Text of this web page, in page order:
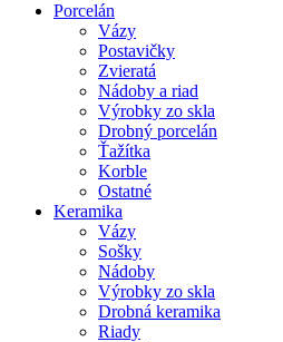
Porcelán
Vázy
Postavičky
Zvieratá
Nádoby a riad
Výrobky zo skla
Drobný porcelán
Ťažítka
Korble
Ostatné
Keramika
Vázy
Sošky
Nádoby
Výrobky zo skla
Drobná keramika
Riady